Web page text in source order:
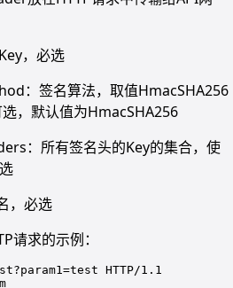
，必选
：签名算法，取值HmacSHA256
，默认值为HmacSHA256
：所有签名头的Key的集合，使
，必选
请求的示例：
HTTP/1.1